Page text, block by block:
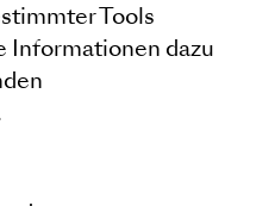
Tools
dazu